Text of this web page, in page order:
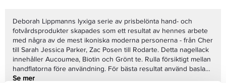
Deborah Lippmanns lyxiga serie av prisbelönta hand- och
fotvårdsprodukter skapades som ett resultat av hennes arbete
med några av de mest ikoniska moderna personerna - från Cher
till Sarah Jessica Parker, Zac Posen till Rodarte. Detta nagellack
innehåller Aucoumea, Biotin och Grönt te. Rulla försiktigt mellan
handflatorna före användning. För bästa resultat använd baslack
och överlack från Deborah Lippmann. Ingår i Core. Färg: Matt,
Se mer